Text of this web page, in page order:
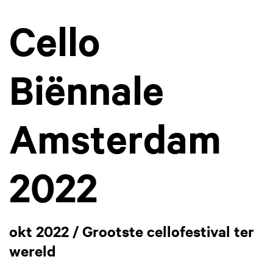
Cello
Biënnale
Amsterdam
2022
okt 2022 / Grootste cellofestival ter
wereld